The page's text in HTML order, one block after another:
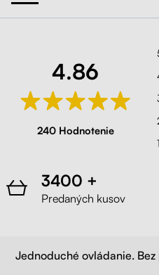
4.86
240 Hodnotenie
1
3400 +
Predaných kusov
Jednoduché ovládanie.